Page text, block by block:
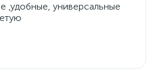
,удобные, универсальные